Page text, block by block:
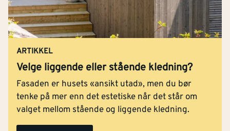
ARTIKKEL
Velge liggende eller stående kledning?
Fasaden er husets «ansikt utad», men du bør
tenke på mer enn det estetiske når det står om
valget mellom stående og liggende kledning.